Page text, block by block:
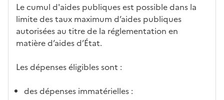
Le cumul d'aides publiques est possible dans la
limite des taux maximum d’aides publiques
autorisées au titre de la réglementation en
matière d’aides d’État.
Les dépenses éligibles sont :
des dépenses immatérielles :